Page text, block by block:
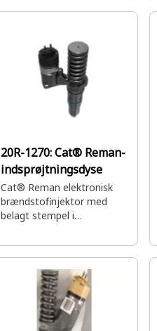
20R-1270:Cat® Reman-
indsprøjtningsdyse
Cat® Reman elektronisk
brændstofinjektor med
belagt stempel i